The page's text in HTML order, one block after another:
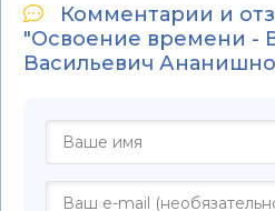
Комментарии и
"Освоение времени -
Васильевич